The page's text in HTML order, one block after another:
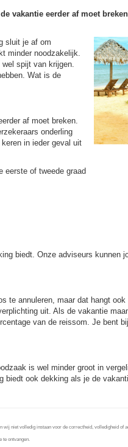
vakantie eerder af moet
sluit je af om
minder noodzakelijk.
spijt van krijgen.
Wat is de
af moet breken.
onderling
in ieder geval uit
eerste of tweede graad
biedt. Onze adviseurs kunnen
te annuleren, maar dat hangt
uit. Als de vakantie
van de reissom. Je bent
is wel minder groot in
biedt ook dekking als je de
niet volledig instaan voor de correctheid, volledigheid of
te ontvangen.